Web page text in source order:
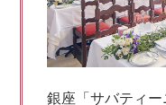
銀座「サバティ